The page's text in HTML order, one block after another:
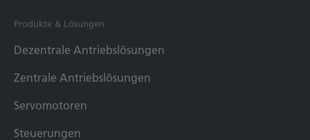
Produkte & Lösungen
Dezentrale Antriebslösungen
Zentrale Antriebslösungen
Servomotoren
Steuerungen